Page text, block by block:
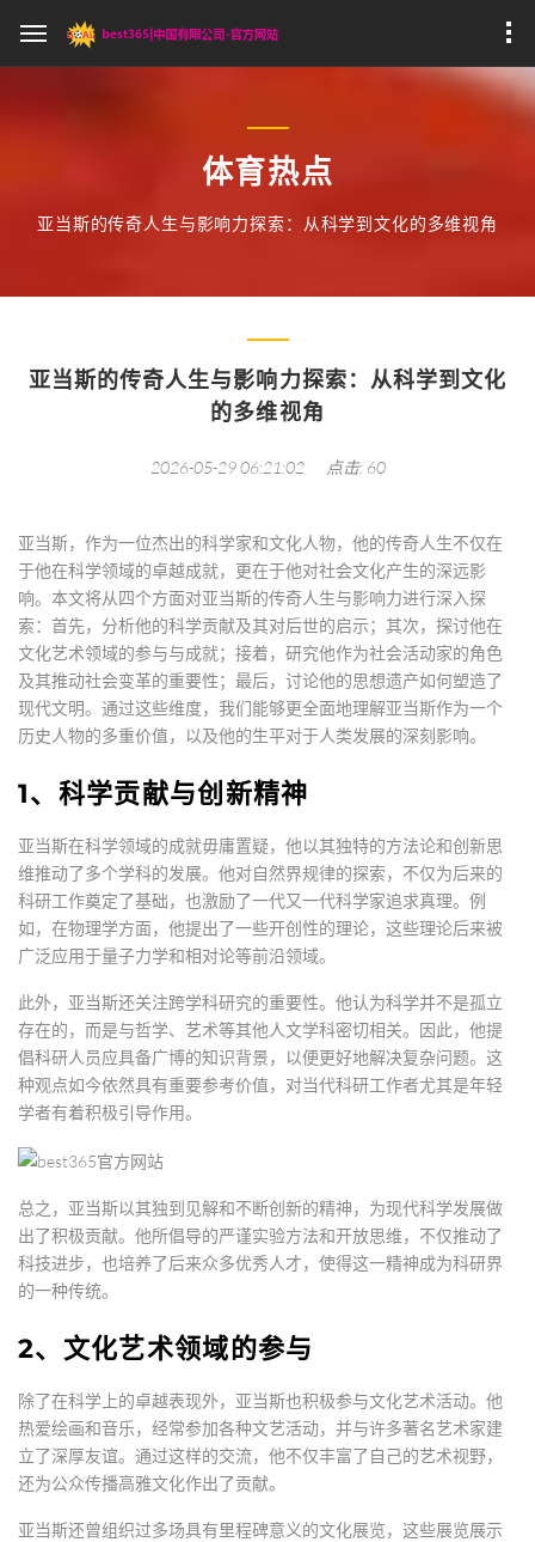
体育热点
亚当斯的传奇人生与影响力探索：从科学到文化的多维视角
亚当斯的传奇人生与影响力探索：从科学到文化
的多维视角
2026-05-29 06:21:02 点击: 60
亚当斯，作为一位杰出的科学家和文化人物，他的传奇人生不仅在
于他在科学领域的卓越成就，更在于他对社会文化产生的深远影
响。本文将从四个方面对亚当斯的传奇人生与影响力进行深入探
索：首先，分析他的科学贡献及其对后世的启示；其次，探讨他在
文化艺术领域的参与与成就；接着，研究他作为社会活动家的角色
及其推动社会变革的重要性；最后，讨论他的思想遗产如何塑造了
现代文明。通过这些维度，我们能够更全面地理解亚当斯作为一个
历史人物的多重价值，以及他的生平对于人类发展的深刻影响。
1、科学贡献与创新精神
亚当斯在科学领域的成就毋庸置疑，他以其独特的方法论和创新思
维推动了多个学科的发展。他对自然界规律的探索，不仅为后来的
科研工作奠定了基础，也激励了一代又一代科学家追求真理。例
如，在物理学方面，他提出了一些开创性的理论，这些理论后来被
广泛应用于量子力学和相对论等前沿领域。
此外，亚当斯还关注跨学科研究的重要性。他认为科学并不是孤立
存在的，而是与哲学、艺术等其他人文学科密切相关。因此，他提
倡科研人员应具备广博的知识背景，以便更好地解决复杂问题。这
种观点如今依然具有重要参考价值，对当代科研工作者尤其是年轻
学者有着积极引导作用。
总之，亚当斯以其独到见解和不断创新的精神，为现代科学发展做
出了积极贡献。他所倡导的严谨实验方法和开放思维，不仅推动了
科技进步，也培养了后来众多优秀人才，使得这一精神成为科研界
的一种传统。
2、文化艺术领域的参与
除了在科学上的卓越表现外，亚当斯也积极参与文化艺术活动。他
热爱绘画和音乐，经常参加各种文艺活动，并与许多著名艺术家建
立了深厚友谊。通过这样的交流，他不仅丰富了自己的艺术视野，
还为公众传播高雅文化作出了贡献。
亚当斯还曾组织过多场具有里程碑意义的文化展览，这些展览展示